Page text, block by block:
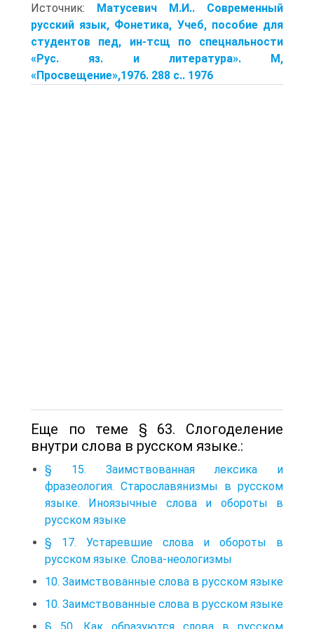
Источник: Матусевич М.И.. Современный
русский язык, Фонетика, Учеб, пособие для
студентов пед, ин-тсщ по спецнальности
«Рус. яз. и литература». М,
«Просвещение»,1976. 288 с.. 1976
Еще по теме § 63. Слогоделение
внутри слова в русском языке.:
§ 15. Заимствованная лексика и
фразеология. Старославянизмы в русском
языке. Иноязычные слова и обороты в
русском языке
§ 17. Устаревшие слова и обороты в
русском языке. Слова-неологизмы
10. Заимствованные слова в русском языке
10. Заимствованные слова в русском языке